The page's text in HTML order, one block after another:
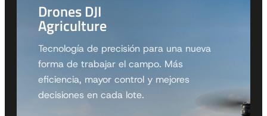
Drones DJI
Agriculture
Tecnología de precisión para una nueva
forma de trabajar el campo. Más
eficiencia, mayor control y mejores
decisiones en cada lote.